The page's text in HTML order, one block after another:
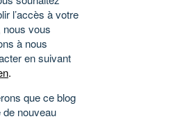
l’accès à votre
nous vous
à nous
en suivant
.
que ce blog
de nouveau